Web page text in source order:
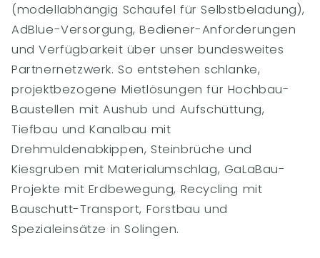
(modellabhängig Schaufel für Selbstbeladung),
AdBlue-Versorgung, Bediener-Anforderungen
und Verfügbarkeit über unser bundesweites
Partnernetzwerk. So entstehen schlanke,
projektbezogene Mietlösungen für Hochbau-
Baustellen mit Aushub und Aufschüttung,
Tiefbau und Kanalbau mit
Drehmuldenabkippen, Steinbrüche und
Kiesgruben mit Materialumschlag, GaLaBau-
Projekte mit Erdbewegung, Recycling mit
Bauschutt-Transport, Forstbau und
Spezialeinsätze in Solingen.